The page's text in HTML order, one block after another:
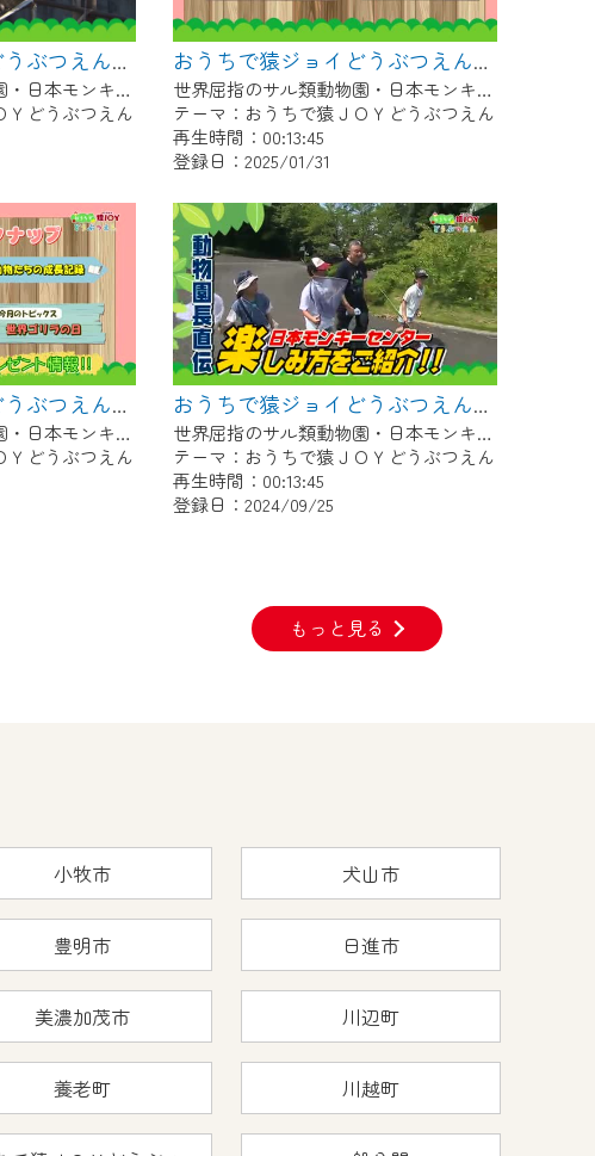
おうちで猿ジョイどうぶつえん～ヨザルってどんなサル？～（2025年1月16日初回放送）
世界屈指のサル類動物園・日本モンキーセンター協力の親子で学べる動物番組。
Ｙどうぶつえん
おうちで猿ジョイどうぶつえん～サイクスモンキー～（2024年12月16日初回放送）
世界屈指のサル類動物園・日本モンキーセンター協力の親子で学べる動物番組。
テーマ：おうちで猿ＪＯＹどうぶつえん
再生時間：00:13:45
登録日：2025/01/31
おうちで猿ジョイどうぶつえん～シロガオオマキザル～（2024年9月16日初回放送）
世界屈指のサル類動物園・日本モンキーセンター協力の親子で学べる動物番組。
Ｙどうぶつえん
おうちで猿ジョイどうぶつえん～霊長類だけじゃない！？ 夏休みは日本モンキーセンターへ！～（2024年8月16日初回放送）
世界屈指のサル類動物園・日本モンキーセンター協力の親子で学べる動物番組。
テーマ：おうちで猿ＪＯＹどうぶつえん
再生時間：00:13:45
登録日：2024/09/25
もっと見る
小牧市 犬山市
豊明市 日進市
美濃加茂市 川辺町
養老町 川越町